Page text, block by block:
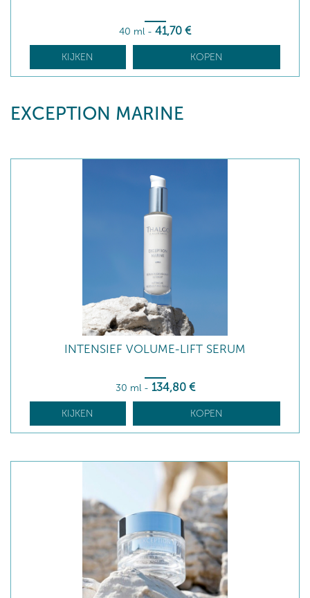
40 ml - 41,70 €
KIJKEN KOPEN
EXCEPTION MARINE
INTENSIEF VOLUME-LIFT SERUM
30 ml - 134,80 €
KIJKEN KOPEN